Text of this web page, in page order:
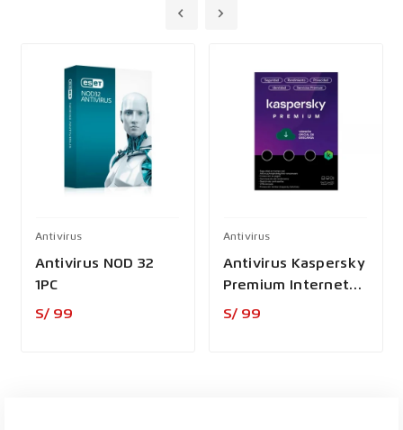
Antivirus
Antivirus NOD 32
1PC
S/ 99
Antivirus
Antivirus Kaspersky
Premium Internet
Segurity
S/ 99